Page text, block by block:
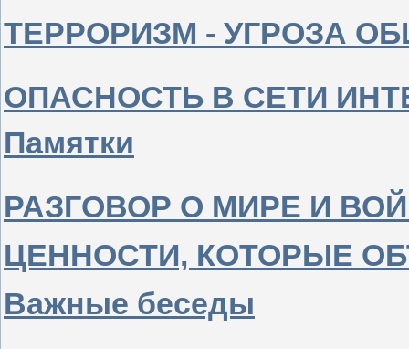
ТЕРРОРИЗМ - УГРОЗА
ОПАСНОСТЬ В СЕТИ
Памятки
РАЗГОВОР О МИРЕ И
ЦЕННОСТИ, КОТОРЫЕ
Важные беседы